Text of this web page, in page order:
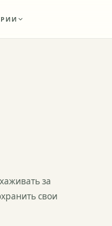
за
свои